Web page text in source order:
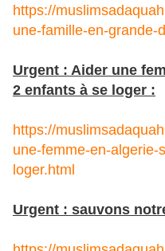
https://
une-famille-en-grande-
Urgent : Aider une
2 enfants à se loger :
https://
une-femme-en-
loger.html
Urgent : sauvons